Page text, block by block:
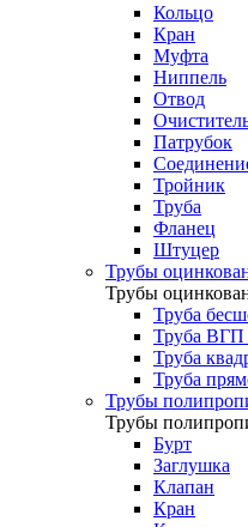
Кольцо
Кран
Муфта
Ниппель
Отвод
Патрубок
Тройник
Труба
Фланец
Штуцер
Трубы
Трубы
Труба
Труба ВГП
Труба
Труба
Трубы
Трубы
Бурт
Заглушка
Клапан
Кран